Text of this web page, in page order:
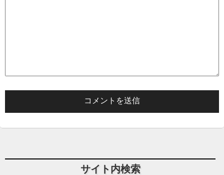
サイト内検索